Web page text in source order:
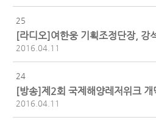
25
[라디오]여한웅 기획조정단장, 강
2016.04.11
24
[방송]제2회 국제해양레저위크 개
2016.04.11